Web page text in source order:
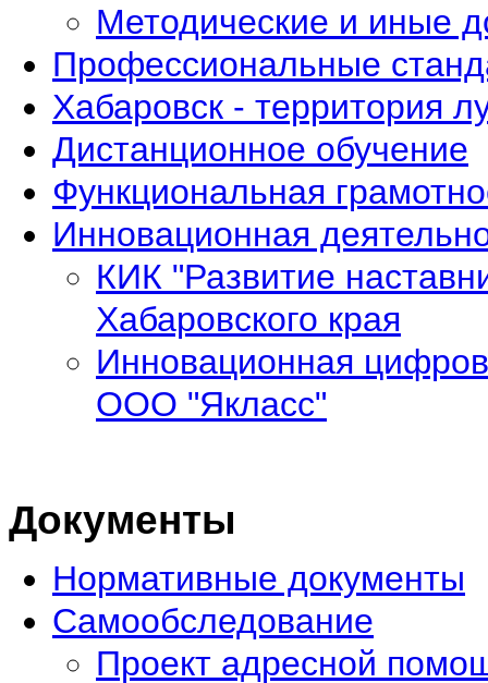
Методические и иные
Профессиональные
Хабаровск - территория
Дистанционное обучение
Функциональная
Инновационная
КИК "Развитие
Хабаровского края
Инновационная
ООО "Якласс"
Документы
Нормативные документы
Самообследование
Проект адресной